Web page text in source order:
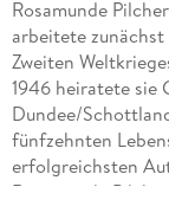
Rosamunde
arbeitete
Zweiten
1946 heiratete sie
Dundee/
fünfzehnten
erfolgreichsten
Rosamunde